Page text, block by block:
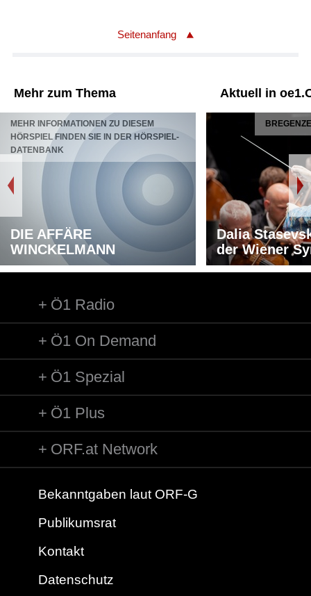
Seitenanfang
Mehr zum Thema
MEHR INFORMATIONEN ZU DIESEM
HÖRSPIEL FINDEN SIE IN DER HÖRSPIEL-
DATENBANK
DIE AFFÄRE
WINCKELMANN
Aktuell in
Dalia
der Wiener
Ö1 Radio
Ö1 On Demand
Ö1 Spezial
Ö1 Plus
ORF.at Network
Bekanntgaben laut ORF-G
Publikumsrat
Kontakt
Datenschutz